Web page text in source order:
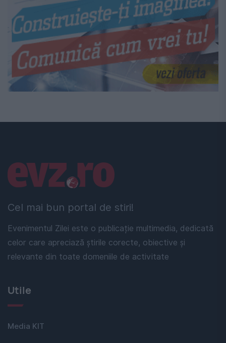
Cel mai bun portal de stiri!
Evenimentul Zilei este o publicație multimedia, dedicată
celor care apreciază știrile corecte, obiective și
relevante din toate domeniile de activitate
Linkuri utile
Utile
Media KIT